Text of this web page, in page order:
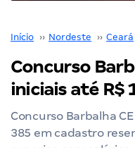
Início ›› Nordeste ›› Ceará
Concurso
iniciais até R$
Concurso Barbalha
385 em cadastro